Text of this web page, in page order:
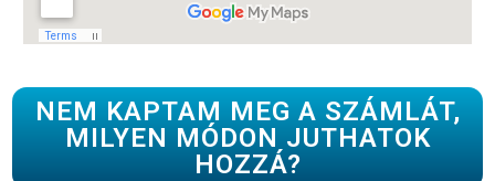
NEM KAPTAM MEG A SZÁMLÁT,
MILYEN MÓDON JUTHATOK
HOZZÁ?